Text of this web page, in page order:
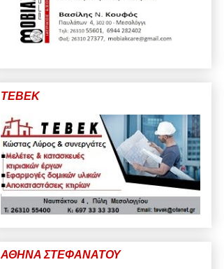
ΤΕΒΕΚ
ΑΘΗΝΑ ΣΤΕΦΑΝΑΤΟΥ